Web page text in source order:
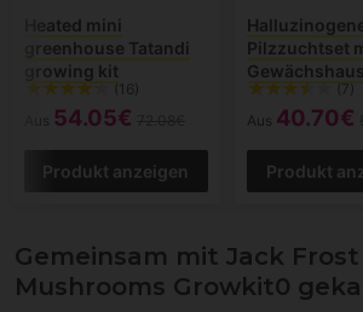
Heated mini
greenhouse Tatandi
growing kit
(16)
54.05€
Produkt anzeigen
Pilzzuchtset
Gewächshaus
(7)
Aus 40.70€
Produkt
Gemeinsam mit Jack
Mushrooms Growkit0